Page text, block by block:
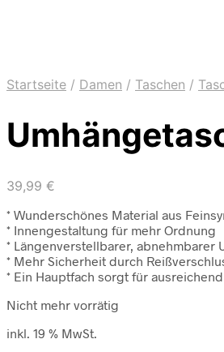
Startseite / Damen / Taschen /
39,99 €
* Wunderschönes Material aus
* Innengestaltung für mehr Ordnung
* Längenverstellbarer, abnehmbarer
* Mehr Sicherheit durch
* Ein Hauptfach sorgt für
Nicht mehr vorrätig
inkl. 19 % MwSt.